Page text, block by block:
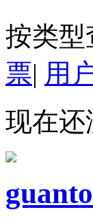
按类型
票| 用
现在还